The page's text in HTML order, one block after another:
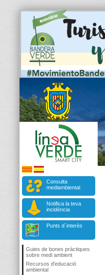
Consulta
mediambiental
Notifica la teva
incidència
Punts d`interès
Guies de bones pràctiques
sobre medi ambient
Recursos d'educació
ambiental